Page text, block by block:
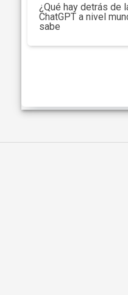
¿Qué hay detrás de
ChatGPT a nivel
sabe